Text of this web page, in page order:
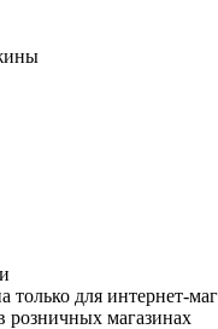
только для интернет-
розничных магазинах